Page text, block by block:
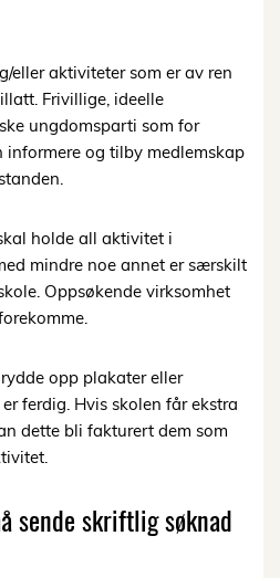
eller aktiviteter som er av ren
Frivillige, ideelle
ungdomsparti som for
informere og tilby medlemskap
holde all aktivitet i
mindre noe annet er særskilt
Oppsøkende virksomhet
opp plakater eller
ferdig. Hvis skolen får ekstra
dette bli fakturert dem som
sende skriftlig søknad